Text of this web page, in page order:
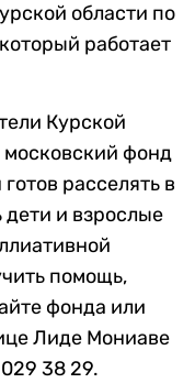
области по
работает
Курской
московский фонд
расселять в
дети и взрослые
помощь,
фонда или
Лиде Мониаве
38 29.